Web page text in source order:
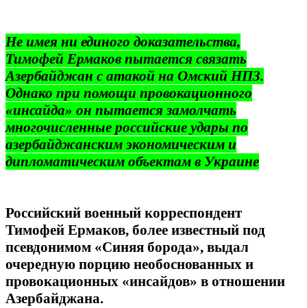
Не имея ни единого доказательства,
Тимофей Ермаков пытается связать
Азербайджан с атакой на Омский НПЗ.
Однако при помощи провокационного
«инсайда» он пытается замолчать
многочисленные российские удары по
азербайджанским экономическим и
дипломатическим объектам в Украине
Российский военный корреспондент
Тимофей Ермаков, более известный под
псевдонимом «Синяя борода», выдал
очередную порцию необоснованных и
провокационных «инсайдов» в отношении
Азербайджана.